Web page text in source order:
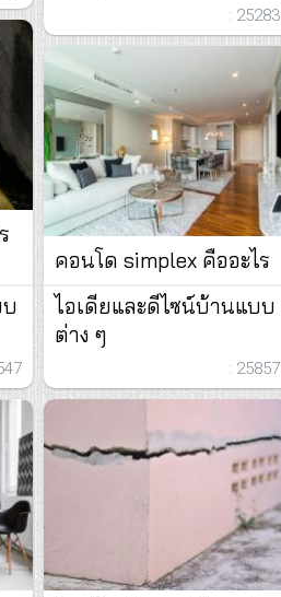
: 25283
คอนโด simplex คืออะไร
ไอเดียและดีไซน์บ้านแบบ
ต่าง ๆ
: 25857